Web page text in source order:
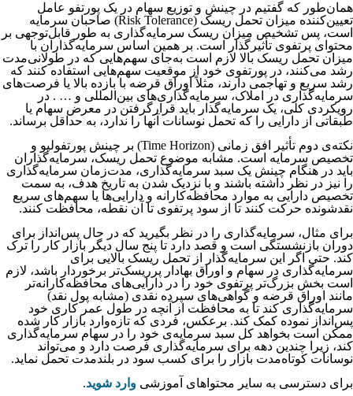
همان‌طور که گفتیم در چینش و توزیع سهام در یک پورتفو عامل
تعیین‌کننده میزان تحمل ریسک (Risk Tolerance) صاحبان سرمایه
است، پس تشخیص میزان ریسک سرمایه‌گذاری به طور قابل‌توجهی بر
محتوای پرتفوی تأثیرگذار است. بر همین اساس سرمایه‌گذاران با
میزان تحمل ریسک بالا لازم است به‌جای سهم‌هایی که در طولانی‌مدت
رشد می‌کنند، در پورتفوی خود از موقعیت سهم‌هایی استفاده کنند که
رشد سریع و تهاجمی دارند، مثلاً اوراق قرضه با بازده بالا یا فرصت‌های
سرمایه‌گذاری در املاک، سرمایه‌گذاری‌های بین‌المللی و … . در
رویکردی کلی، یک سرمایه‌گذار باید قرارگرفتن در معرض سهام یا
طبقاتی از دارایی را که تحمل نوسانات آنها را ندارد، به حداقل برساند.
نکته‌ی دوم تأثیر افق زمانی (Time Horizon) بر چینش پورتفولیو و
تخصیص سرمایه است. مشابه موضوع تحمل ریسک، سرمایه‌گذاران
باید در هنگام چینش یک سبد سرمایه‌گذاری، مدت‌زمان سرمایه‌گذاری
را نیز در نظر داشته باشند و با نزدیک شدن به تاریخ هدف، به سمت
تخصیص دارایی به موارد محافظه‌کارانه و دارایی‌ها یا سهم‌های سریع
نقدشونده حرکت کنند تا از سود پرتفوی تا آن نقطه، محافظت کنند.
برای مثال، سرمایه‌گذاری را در نظر بگیرید که در حال پس‌انداز برای
دوران بازنشستگی است و قصد دارد تا پنج سال دیگر بازار کار را ترک
کند. حتی اگر این سرمایه‌گذار از تحمل ریسک بالایی برای
سرمایه‌گذاری در سهام و اوراق بهادار پرریسک‌تر برخوردار باشد، لازم
است بخش بزرگ‌تر پرتفوی خود را در دارایی‌های محافظه‌کارانه‌تر
مانند اوراق قرضه و گواهی‌های سپرده نقدی (مشابه پول نقد)
سرمایه‌گذاری کند تا به محافظت از آنچه در طول عمر کاری خود
پس‌انداز نموده کمک کند. برعکس، فردی که تازه‌وارد بازار کار شده
ممکن است بخواهد کل سبد سرمایه‌ی خود را در سهام سرمایه‌گذاری
کند، زیرا چندین دهه برای سرمایه‌گذاری فرصت دارد و می‌تواند
نوسانات کوتاه‌مدت بازار را برای کسب سود در بلندمدت تحمل نماید.
برای دسترسی به سایر محتواهای آموزشی وارد شوید.